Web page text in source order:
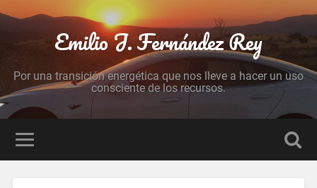
Emilio J. Fernández Rey
Por una transición energética que nos lleve a hacer un uso
consciente de los recursos.